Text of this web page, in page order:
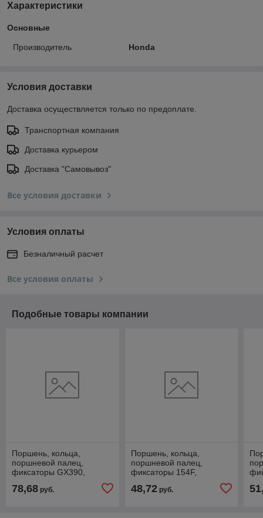
Характеристики
Основные
Производитель Honda
Условия доставки
Доставка осуществляется только по предоплате.
Транспортная компания
Доставка курьером
Доставка "Самовывоз"
Все условия доставки
Условия оплаты
Безналичный расчет
Все условия оплаты
Подобные товары компании
Поршень, кольца,
поршневой палец,
фиксаторы GX390,
78,68 руб.
Поршень, кольца,
поршневой палец,
фиксаторы 154F,
48,72руб.